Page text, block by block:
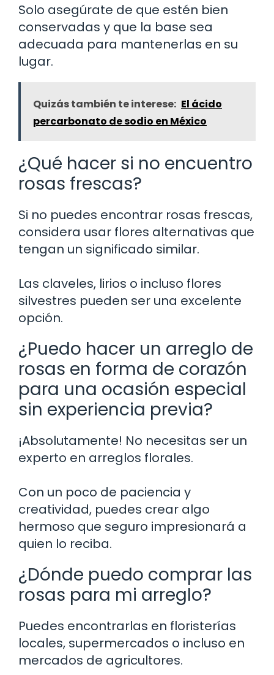
Solo asegúrate de que estén bien
conservadas y que la base sea
adecuada para mantenerlas en su
lugar.
Quizás también te interese: El ácido
percarbonato de sodio en México
¿Qué hacer si no encuentro
rosas frescas?
Si no puedes encontrar rosas frescas,
considera usar flores alternativas que
tengan un significado similar.
Las claveles, lirios o incluso flores
silvestres pueden ser una excelente
opción.
¿Puedo hacer un arreglo de
rosas en forma de corazón
para una ocasión especial
sin experiencia previa?
¡Absolutamente! No necesitas ser un
experto en arreglos florales.
Con un poco de paciencia y
creatividad, puedes crear algo
hermoso que seguro impresionará a
quien lo reciba.
¿Dónde puedo comprar las
rosas para mi arreglo?
Puedes encontrarlas en floristerías
locales, supermercados o incluso en
mercados de agricultores.